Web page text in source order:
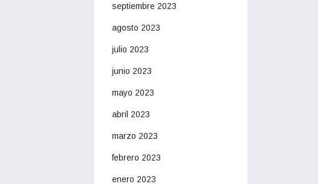
septiembre 2023
agosto 2023
julio 2023
junio 2023
mayo 2023
abril 2023
marzo 2023
febrero 2023
enero 2023